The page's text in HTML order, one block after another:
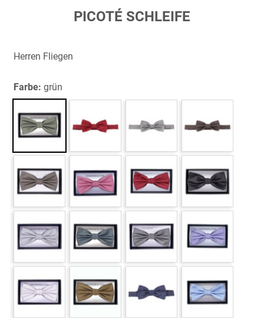
springen
PICOTÉ SCHLEIFE
Herren Fliegen
Farbe: grün